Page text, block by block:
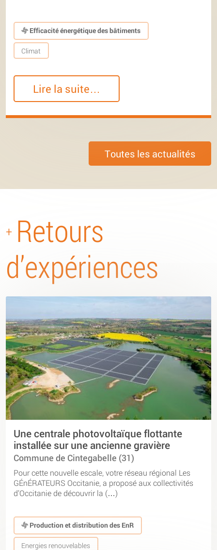
Efficacité énergétique des bâtiments
Climat
Lire la suite…
Toutes les actualités
+ Retours
d’expériences
Une centrale photovoltaïque flottante
installée sur une ancienne gravière
Commune de Cintegabelle (31)
Pour cette nouvelle escale, votre réseau régional Les
GÉnÉRATEURS Occitanie, a proposé aux collectivités
d’Occitanie de découvrir la (…)
Production et distribution des EnR
Energies renouvelables